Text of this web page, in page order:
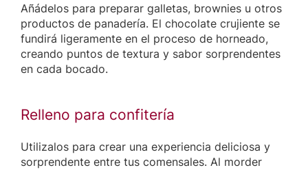
Añádelos para preparar galletas, brownies u otros
productos de panadería. El chocolate crujiente se
fundirá ligeramente en el proceso de horneado,
creando puntos de textura y sabor sorprendentes
en cada bocado.
Relleno para confitería
Utilizalos para crear una experiencia deliciosa y
sorprendente entre tus comensales. Al morder